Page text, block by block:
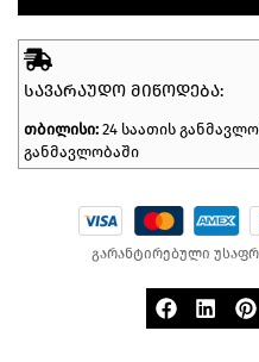
ᲡᲐᲕᲐᲠᲐᲣᲓᲝ ᲛᲘᲬᲝᲓᲔᲑᲐ:
თბილისი: 24 საათის
განმავლობაში
გარანტირებული